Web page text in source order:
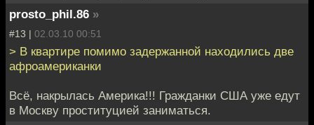
prosto_phil.86 »
#13 | 02.03.10 00:51
> В квартире помимо задержанной находились две
афроамериканки
Всё, накрылась Америка!!! Гражданки США уже едут
в Москву проституцией заниматься.